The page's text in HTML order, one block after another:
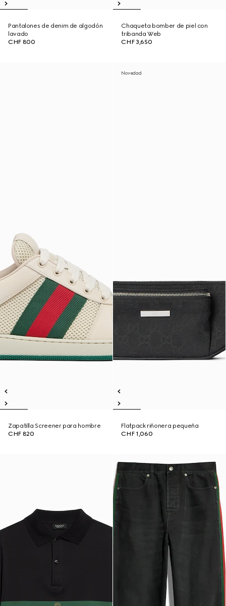
Pantalones de denim de algodón
lavado
CHF 800
Chaqueta bomber de piel con
tribanda Web
CHF 3,650
Zapatilla Screener para hombre
CHF 820
Novedad
Flatpack riñonera pequeña
CHF 1,060